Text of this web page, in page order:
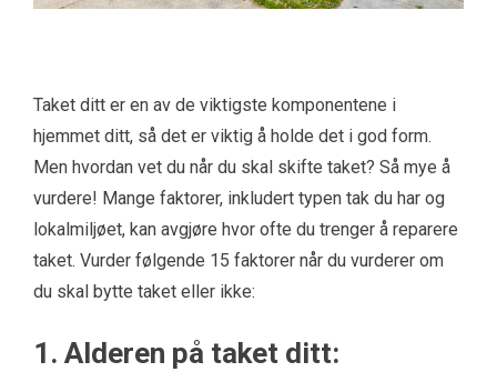
Taket ditt er en av de viktigste komponentene i
hjemmet ditt, så det er viktig å holde det i god form.
Men hvordan vet du når du skal skifte taket? Så mye å
vurdere! Mange faktorer, inkludert typen tak du har og
lokalmiljøet, kan avgjøre hvor ofte du trenger å reparere
taket. Vurder følgende 15 faktorer når du vurderer om
du skal bytte taket eller ikke:
1. Alderen på taket ditt: